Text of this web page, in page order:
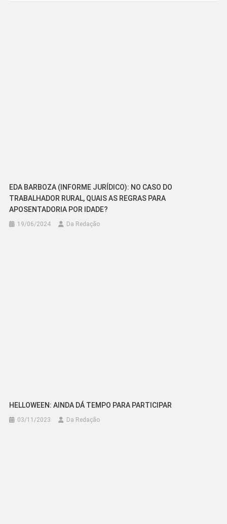
EDA BARBOZA (INFORME JURÍDICO): NO CASO DO
TRABALHADOR RURAL, QUAIS AS REGRAS PARA
APOSENTADORIA POR IDADE?
19/06/2024 Da Redação
HELLOWEEN: AINDA DÁ TEMPO PARA PARTICIPAR
03/11/2023 Da Redação